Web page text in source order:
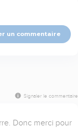
un commentaire
Signaler le commentaire
Donc merci pour